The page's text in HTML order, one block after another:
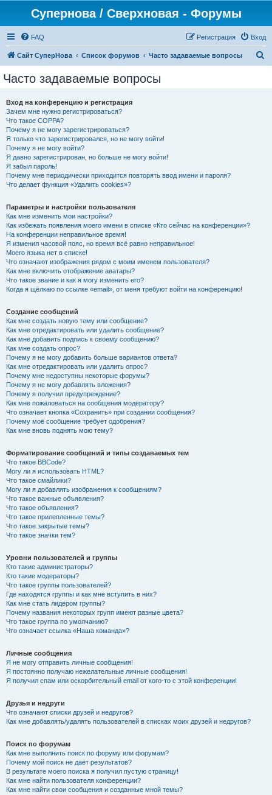
Супернова / Сверхновая - Форумы
FAQ Вход
Регистрация
Сайт СуперНова Список форумов Часто задаваемые вопросы
Часто задаваемые вопросы
Вход на конференцию и регистрация
Зачем мне нужно регистрироваться?
Что такое COPPA?
Почему я не могу зарегистрироваться?
Я только что зарегистрировался, но не могу войти!
Почему я не могу войти?
Я давно зарегистрирован, но больше не могу войти!
Я забыл пароль!
Почему мне периодически приходится повторять ввод имени и пароля?
Что делает функция «Удалить cookies»?
Параметры и настройки пользователя
Как мне изменить мои настройки?
Как избежать появления моего имени в списке «Кто сейчас на конференции»?
На конференции неправильное время!
Я изменил часовой пояс, но время всё равно неправильное!
Моего языка нет в списке!
Что означают изображения рядом с моим именем пользователя?
Как мне включить отображение аватары?
Что такое звание и как я могу изменить его?
Когда я щёлкаю по ссылке «email», от меня требуют войти на конференцию!
Создание сообщений
Как мне создать новую тему или сообщение?
Как мне отредактировать или удалить сообщение?
Как мне добавить подпись к своему сообщению?
Как мне создать опрос?
Почему я не могу добавить больше вариантов ответа?
Как мне отредактировать или удалить опрос?
Почему мне недоступны некоторые форумы?
Почему я не могу добавлять вложения?
Почему я получил предупреждение?
Как мне пожаловаться на сообщения модератору?
Что означает кнопка «Сохранить» при создании сообщения?
Почему моё сообщение требует одобрения?
Как мне вновь поднять мою тему?
Форматирование сообщений и типы создаваемых тем
Что такое BBCode?
Могу ли я использовать HTML?
Что такое смайлики?
Могу ли я добавлять изображения к сообщениям?
Что такое важные объявления?
Что такое объявления?
Что такое прилепленные темы?
Что такое закрытые темы?
Что такое значки тем?
Уровни пользователей и группы
Кто такие администраторы?
Кто такие модераторы?
Что такое группы пользователей?
Где находятся группы и как мне вступить в них?
Как мне стать лидером группы?
Почему названия некоторых групп имеют разные цвета?
Что такое группа по умолчанию?
Что означает ссылка «Наша команда»?
Личные сообщения
Я не могу отправить личные сообщения!
Я постоянно получаю нежелательные личные сообщения!
Я получил спам или оскорбительный email от кого-то с этой конференции!
Друзья и недруги
Что означают списки друзей и недругов?
Как мне добавлять/удалять пользователей в списках моих друзей и недругов?
Поиск по форумам
Как мне выполнить поиск по форуму или форумам?
Почему мой поиск не даёт результатов?
В результате моего поиска я получил пустую страницу!
Как мне найти пользователя конференции?
Как мне найти свои сообщения и созданные мной темы?